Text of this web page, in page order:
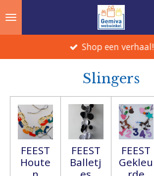
Ga
de
Shop een verhaal!
Slingers
FEEST
Houte
FEEST
Balletj
FEEST
Gekleu